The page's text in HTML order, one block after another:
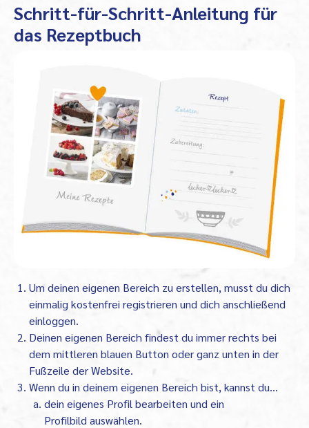
Schritt-für-Schritt-Anleitung für
das Rezeptbuch
Um deinen eigenen Bereich zu erstellen, musst du dich
einmalig kostenfrei registrieren und dich anschließend
einloggen.
Deinen eigenen Bereich findest du immer rechts bei
dem mittleren blauen Button oder ganz unten in der
Fußzeile der Website.
Wenn du in deinem eigenen Bereich bist, kannst du…
dein eigenes Profil bearbeiten und ein
Profilbild auswählen.